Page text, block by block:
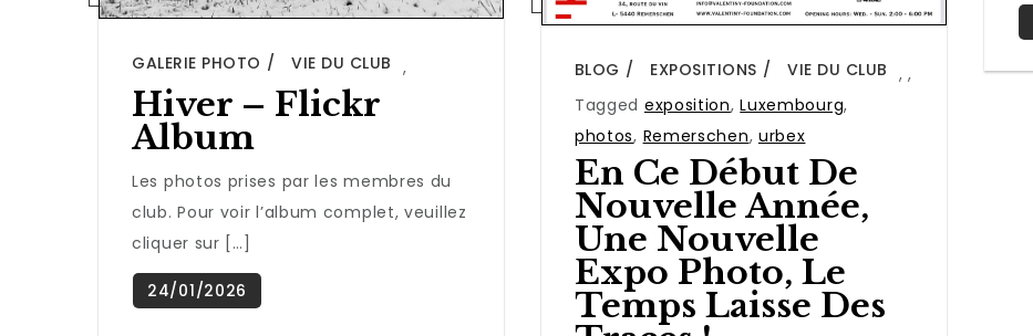
GALERIE PHOTO ,
VIE DU CLUB
Hiver – Flickr
Album
Les photos prises par les membres du
club. Pour voir l’album complet, veuillez
cliquer sur […]
BLOG ,
EXPOSITIONS ,
VIE DU CLUB
Tagged exposition,Luxembourg,
photos, Remerschen, urbex
En Ce Début De
Nouvelle Année,
Une Nouvelle
Expo Photo, Le
Temps Laisse Des